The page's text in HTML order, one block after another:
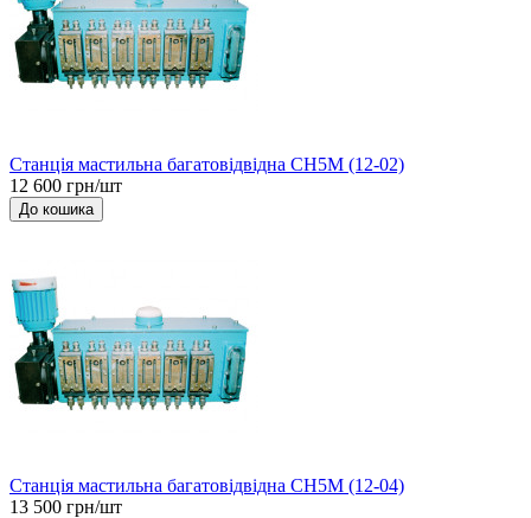
Станція мастильна багатовідвідна СН5М (12-02)
12 600 грн/шт
До кошика
Станція мастильна багатовідвідна СН5М (12-04)
13 500 грн/шт